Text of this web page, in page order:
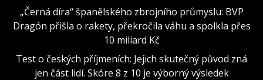
„Černá díra“ španělského zbrojního průmyslu: BVP
Dragón přišla o rakety, překročila váhu a spolkla přes
10 miliard Kč
Test o českých příjmeních: Jejich skutečný původ zná
jen část lidí. Skóre 8 z 10 je výborný výsledek